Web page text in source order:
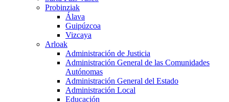
Probinziak
Álava
Guipúzcoa
Vizcaya
Arloak
Administración de Justicia
Administración General de las Comunidades
Autónomas
Administración General del Estado
Administración Local
Educación